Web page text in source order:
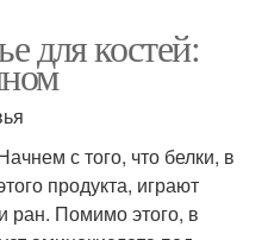
для костей:
с того, что белки, в
продукта, играют
ран. Помимо этого, в